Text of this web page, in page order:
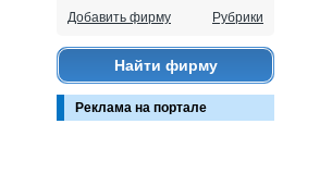
Добавить фирму Рубрики
Найти фирму
Реклама на портале